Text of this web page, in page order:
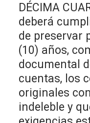
DÉCIMA
deberá
de preservar
(10) años,
documental
cuentas, los
originales
indeleble y